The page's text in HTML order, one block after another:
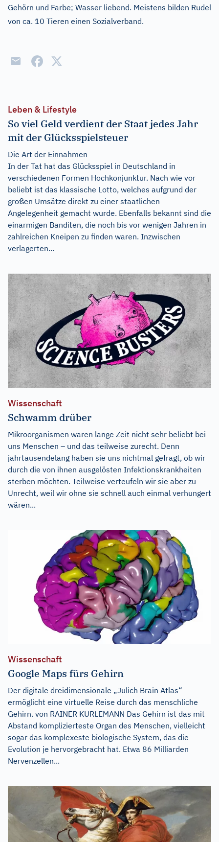
Gehörn und Farbe; Wasser liebend. Meistens bilden Rudel
von ca. 10 Tieren einen Sozialverband.
Leben & Lifestyle
So viel Geld verdient der Staat jedes Jahr
mit der Glücksspielsteuer
Die Art der Einnahmen
In der Tat hat das Glücksspiel in Deutschland in
verschiedenen Formen Hochkonjunktur. Nach wie vor
beliebt ist das klassische Lotto, welches aufgrund der
großen Umsätze direkt zu einer staatlichen
Angelegenheit gemacht wurde. Ebenfalls bekannt sind die
einarmigen Banditen, die noch bis vor wenigen Jahren in
zahlreichen Kneipen zu finden waren. Inzwischen
verlagerten...
Wissenschaft
Schwamm drüber
Mikroorganismen waren lange Zeit nicht sehr beliebt bei
uns Menschen – und das teilweise zurecht. Denn
jahrtausendelang haben sie uns nichtmal gefragt, ob wir
durch die von ihnen ausgelösten Infektionskrankheiten
sterben möchten. Teilweise verteufeln wir sie aber zu
Unrecht, weil wir ohne sie schnell auch einmal verhungert
wären...
Wissenschaft
Google Maps fürs Gehirn
Der digitale dreidimensionale „Julich Brain Atlas“
ermöglicht eine virtuelle Reise durch das menschliche
Gehirn. von RAINER KURLEMANN Das Gehirn ist das mit
Abstand komplizierteste Organ des Menschen, vielleicht
sogar das komplexeste biologische System, das die
Evolution je hervorgebracht hat. Etwa 86 Milliarden
Nervenzellen...